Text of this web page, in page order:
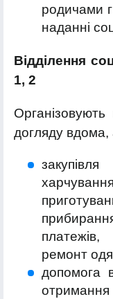
родичами
наданні
Відділення
1, 2
догляду вдома,
ремонт
допомога
отримання